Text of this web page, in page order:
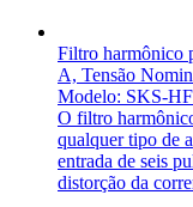
Filtro harmônico
A, Tensão
Modelo: SKS-
O filtro
qualquer tipo de
entrada de seis
distorção da